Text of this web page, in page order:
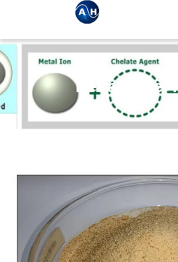
Dettagli Dei